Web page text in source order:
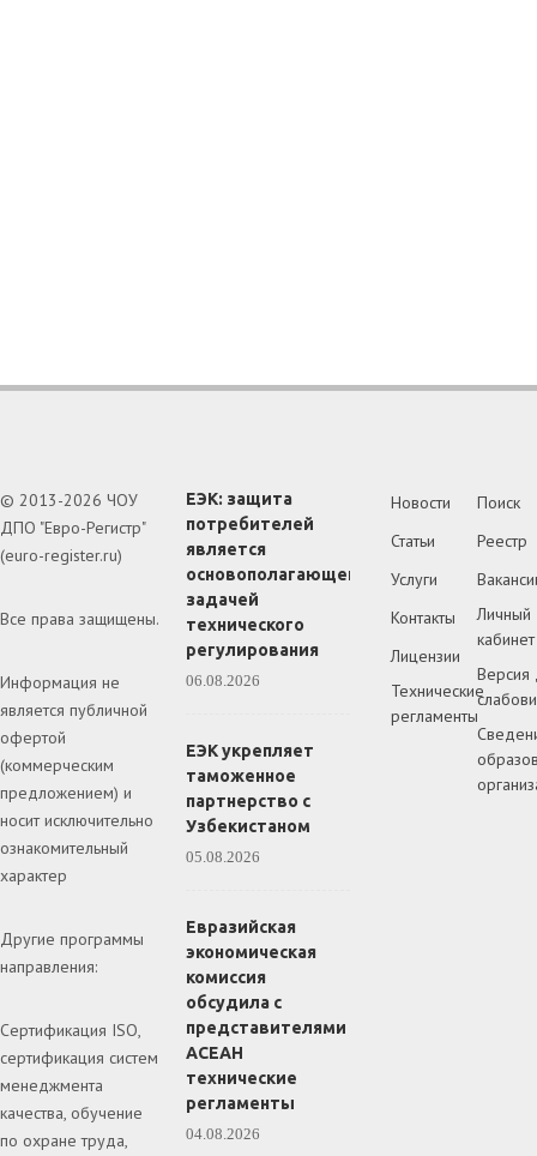
© 2013-2026 ЧОУ
ДПО "Евро-Регистр"
(euro-register.ru)
Все права защищены.
Информация не
является публичной
офертой
(коммерческим
предложением) и
носит исключительно
ознакомительный
характер
Другие программы
направления:
Сертификация ISO,
сертификация систем
менеджмента
качества, обучение
по охране труда,
ЕЭК: защита
потребителей
является
основополагающей
задачей
технического
регулирования
06.08.2026
ЕЭК укрепляет
таможенное
партнерство с
Узбекистаном
05.08.2026
Евразийская
экономическая
комиссия
обсудила с
представителями
АСЕАН
технические
регламенты
04.08.2026
Новости
Статьи
Услуги
Контакты
Лицензии
Технические
регламенты
Поиск
Реестр
Личный
кабинет
Версия